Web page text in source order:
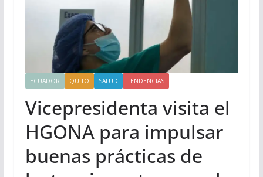
ECUADOR QUITO SALUD TENDENCIAS
Vicepresidenta visita el
HGONA para impulsar
buenas prácticas de